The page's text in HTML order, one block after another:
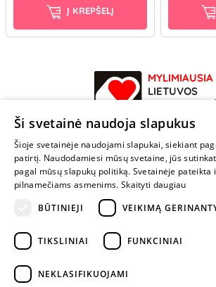
Į KREPŠELĮ
MYLIMIAUSIA
LIETUVOS
PARDUOTUVĖ
NENUSTOK
ŽAISTI
+370 600 84088
info@fantazijos.lt
Ši svetainė naudoja slapukus
Šioje svetainėje naudojami slapukai, siekiant
patirtį. Naudodamiesi mūsų svetaine, jūs
pagal mūsų slapukų politiką. Svetainėje
pilnamečiams asmenims. Skaityti daugiau
BŪTINIEJI
VEIKIMĄ
TIKSLINIAI FUNKCINIAI
NEKLASIFIKUOJAMI